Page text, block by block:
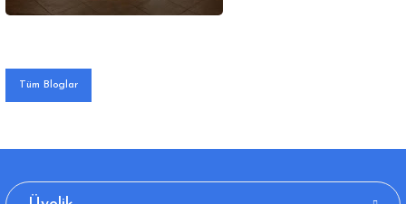
Tüm Bloglar